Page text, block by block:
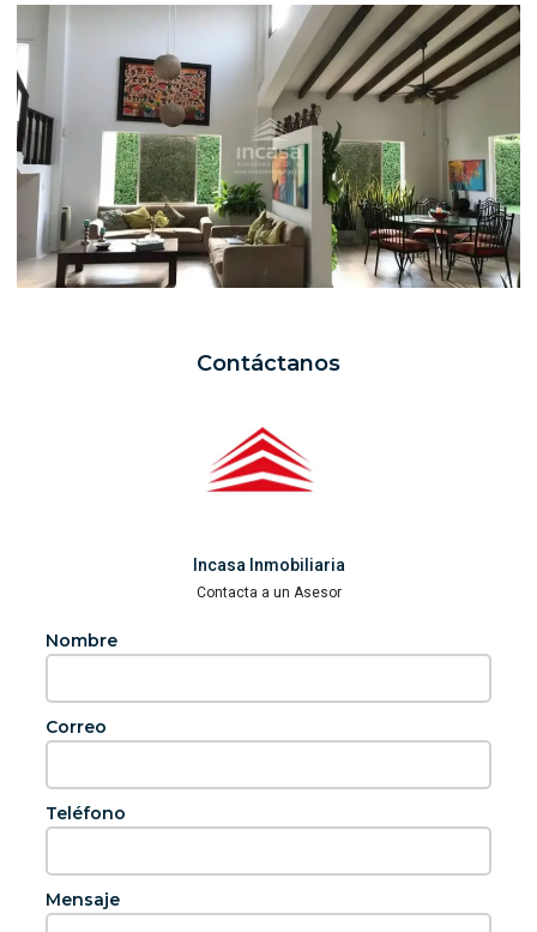
Contáctanos
Incasa Inmobiliaria
Contacta a un Asesor
Nombre
Correo
Teléfono
Mensaje